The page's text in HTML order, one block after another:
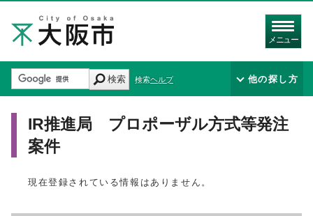
メニュー
検索 検索ヘルプ 他の探し方
IR推進局 プロポーザル方式等発注
案件
現在登録されている情報はありません。